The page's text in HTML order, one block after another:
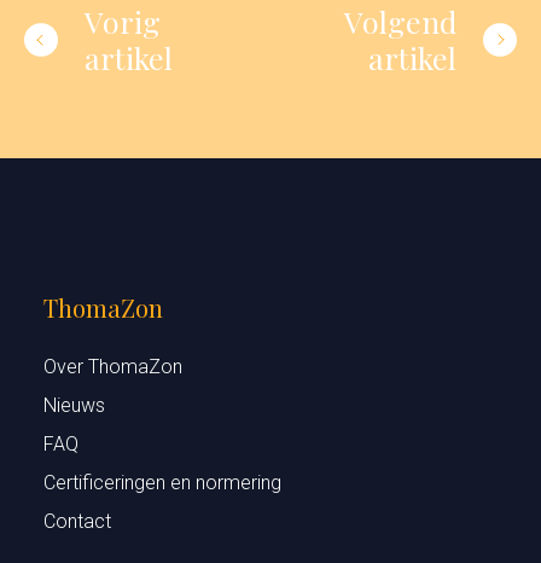
Vorig
artikel
Volgend
artikel
ThomaZon
Over ThomaZon
Nieuws
FAQ
Certificeringen en normering
Contact